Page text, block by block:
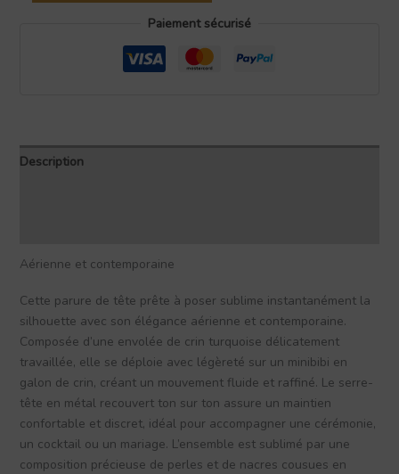
Paiement sécurisé
Description
Aérienne et contemporaine
Cette parure de tête prête à poser sublime instantanément la
silhouette avec son élégance aérienne et contemporaine.
Composée d’une envolée de crin turquoise délicatement
travaillée, elle se déploie avec légèreté sur un minibibi en
galon de crin, créant un mouvement fluide et raffiné. Le serre-
tête en métal recouvert ton sur ton assure un maintien
confortable et discret, idéal pour accompagner une cérémonie,
un cocktail ou un mariage. L’ensemble est sublimé par une
composition précieuse de perles et de nacres cousues en